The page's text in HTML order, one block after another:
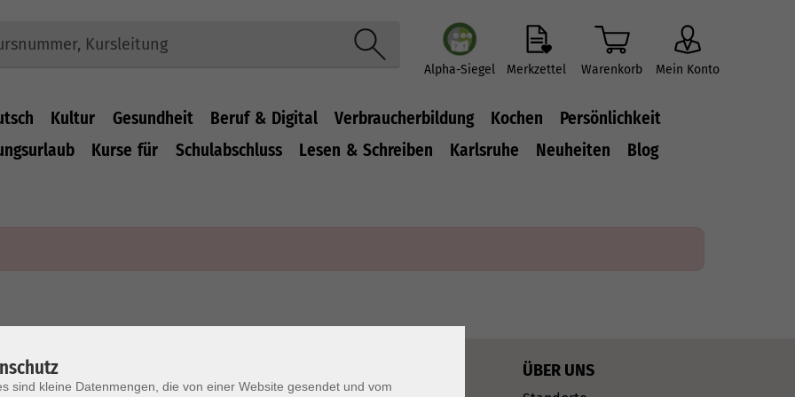
Alpha-Siegel Merkzettel Warenkorb Mein Konto
Kultur Gesundheit Beruf & Digital Verbraucherbildung Kochen
Persönlichkeit
Kurse für Schulabschluss Lesen & Schreiben Karlsruhe Neuheiten Blog
ÜBER UNS
sind kleine Datenmengen, die von einer Website gesendet und vom